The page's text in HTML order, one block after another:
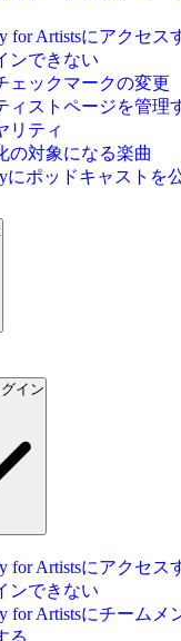
for Artistsにアクセス
ンできない
ェックマークの変更
ィストページを管理
リティ
の対象になる楽曲
にポッドキャストを
イン
for Artistsにアクセス
ンできない
for Artistsにチームメ
る